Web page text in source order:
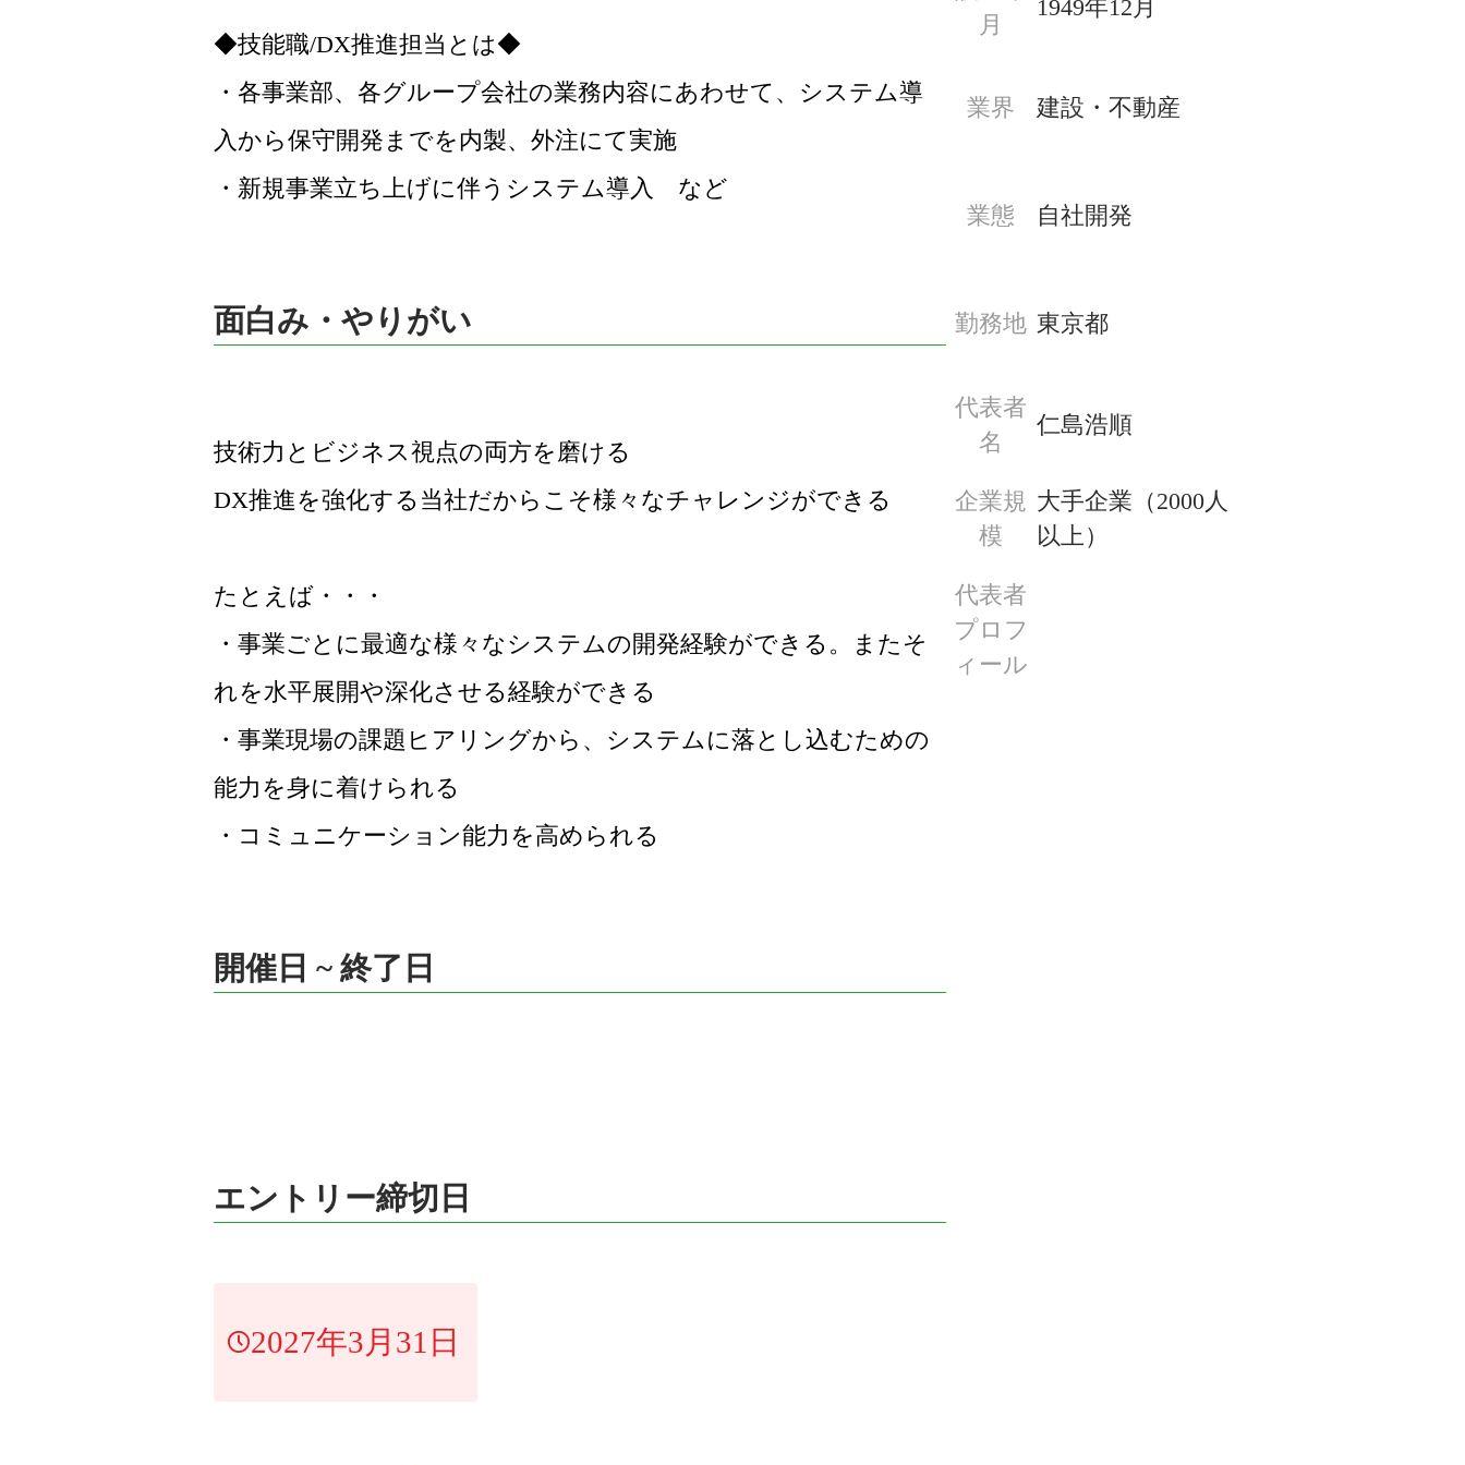
◆技能職/DX推進担当とは◆
・各事業部、各グループ会社の業務内容にあわせて、システム導
入から保守開発までを内製、外注にて実施
面白み・やりがい
技術力とビジネス視点の両方を磨ける
DX推進を強化する当社だからこそ様々なチャレンジができる
たとえば・・・
・事業ごとに最適な様々なシステムの開発経験ができる。またそ
れを水平展開や深化させる経験ができる
・事業現場の課題ヒアリングから、システムに落とし込むための
能力を身に着けられる
・コミュニケーション能力を高められる
開催日 ~ 終了日
エントリー締切日
2027年3月31日
月
1949年12月
業界 建設・不動産
業態 自社開発
勤務地 東京都
代表者
名
仁島浩順
企業規
模
大手企業（2000人
以上）
代表者
プロフ
ィール